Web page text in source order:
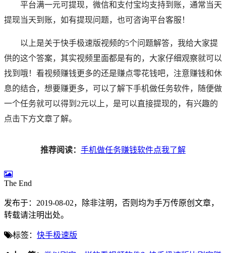
平台满一元可提现，微信和支付宝均支持到账，通常当天
提现当天到账，如有提现问题，也可咨询平台客服！
以上是关于快手极速版视频的5个问题解答，我给大家提
供的这个答案，其实视频里面都是有的，大家仔细观察就可以
找到哦！看视频赚钱更多的还是赚点零花钱吧，注意赚钱和休
息的结合，想要赚更多，可以了解下手机做任务软件，随便做
一个任务就可以得到2元以上，是可以直接提现的，有兴趣的
点击下方文章了解。
推荐阅读： 手机做任务赚钱软件点我了解
The End
发布于：2019-08-02，除非注明，否则均为手万传原创文章，
转载请注明出处。
标签： 快手极速版